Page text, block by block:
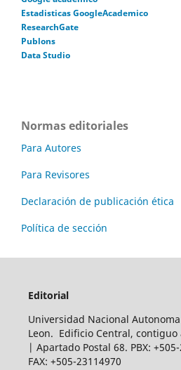
Estadisticas GoogleAcademico
ResearchGate
Publons
Data Studio
Normas editoriales
Para Autores
Para Revisores
Declaración de publicación ética
Política de sección
Editorial
Universidad Nacional
Leon. Edificio Central, contiguo
| Apartado Postal 68. PBX:
FAX: +505-23114970